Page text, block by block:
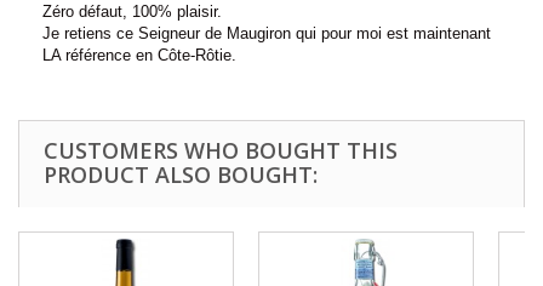
Zéro défaut, 100% plaisir.
Je retiens ce Seigneur de Maugiron qui pour moi est maintenant
LA référence en Côte-Rôtie.
CUSTOMERS WHO BOUGHT THIS
PRODUCT ALSO BOUGHT: